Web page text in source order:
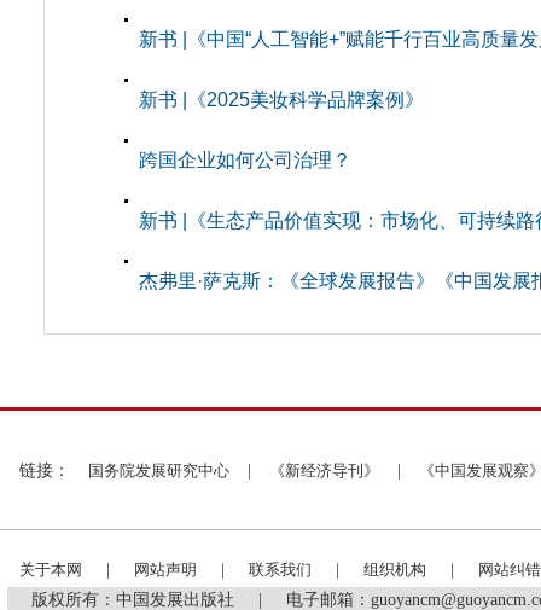
新书 |《中国“人工智能+”赋能千行百业高质量
新书 |《2025美妆科学品牌案例》
跨国企业如何公司治理？
新书 |《生态产品价值实现：市场化、可持续路
杰弗里·萨克斯：《全球发展报告》《中国发
链接： 国务院发展研究中心 《新经济导刊》 《中国发展观察
关于本网 网站声明 联系我们 组织机构
网站纠错
版权所有：中国发展出版社
电子邮箱：